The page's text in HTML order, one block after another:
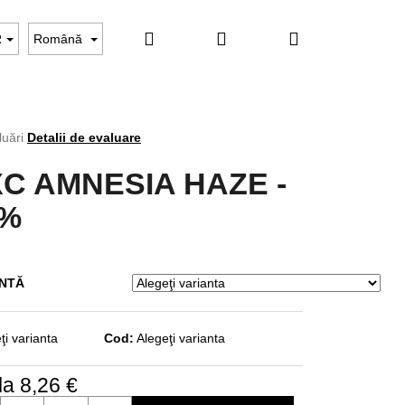
ÎNCHEIATĂ Evaluarea magazinului
Română Căutare Autentificare
Coş
Detalii de evaluare
AMNESIA HAZE -
varianta Cod: Alegeţi varianta
8,26 €